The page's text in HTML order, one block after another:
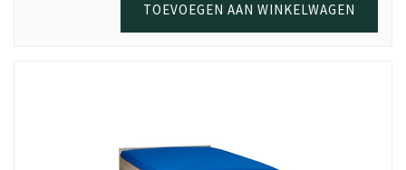
TOEVOEGEN AAN WINKELWAGEN